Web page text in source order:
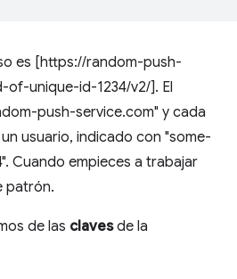
es [https://random-push-
of-unique-id-1234/v2/]. El
push-service.com" y cada
usuario, indicado con "some-
Cuando empieces a trabajar
patrón.
de las clavesde la